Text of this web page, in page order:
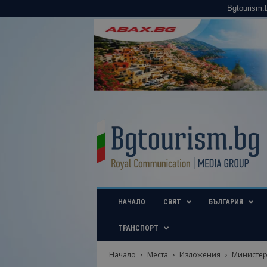
u
i
b
НАЧАЛО СВЯТ БЪЛГАРИЯ
ТРАНСПОРТ
Начало Места Изложения